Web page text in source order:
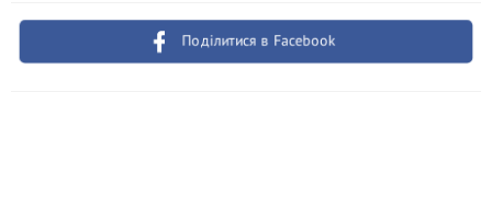
Поділитися в Facebook